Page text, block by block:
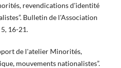
revendications d'identité
Bulletin de l'Association
16-21.
de l'atelier Minorités,
mouvements nationalistes”.